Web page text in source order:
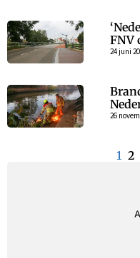
FNV
24 juni
26
1 2